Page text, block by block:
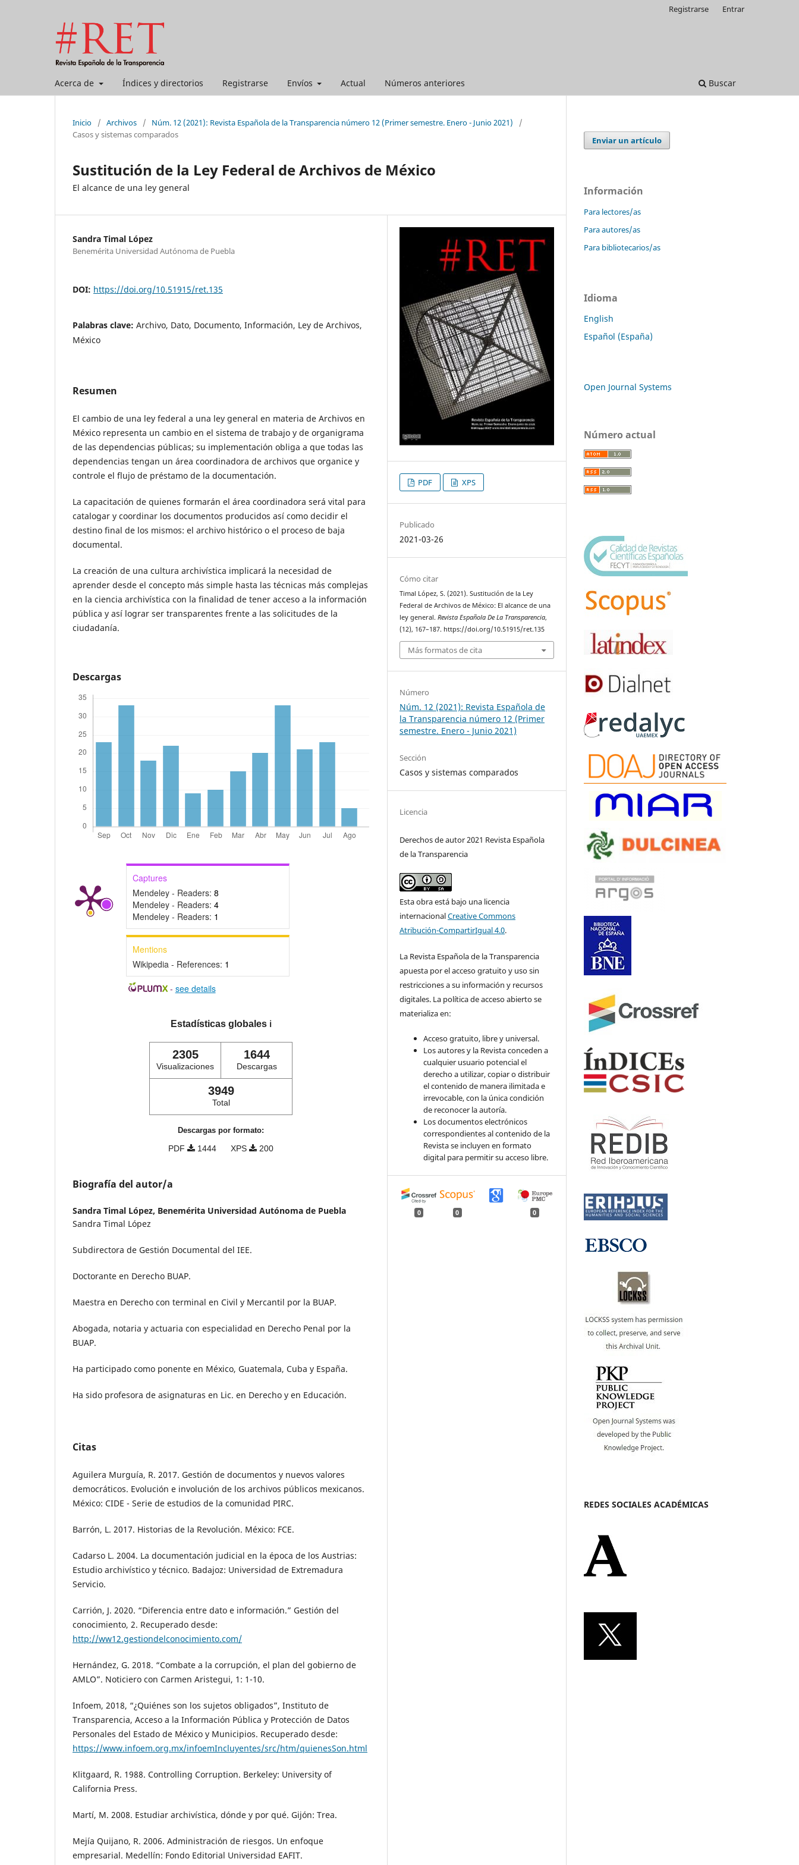
Acerca de Índices y directorios Registrarse Envíos Actual Números anteriores Buscar
Registrarse Entrar
Inicio / Archivos / Núm. 12 (2021): Revista Española de la Transparencia número 12 (Primer semestre. Enero - Junio 2021)
/
Casos y sistemas comparados
Sustitución de la Ley Federal de Archivos de México
El alcance de una ley general
Sandra Timal López
Benemérita Universidad Autónoma de Puebla
DOI: https://doi.org/10.51915/ret.135
Palabras clave: Archivo, Dato, Documento, Información, Ley de Archivos,
México
Resumen
El cambio de una ley federal a una ley general en materia de Archivos en
México representa un cambio en el sistema de trabajo y de organigrama
de las dependencias públicas; su implementación obliga a que todas las
dependencias tengan un área coordinadora de archivos que organice y
controle el flujo de préstamo de la documentación.
La capacitación de quienes formarán el área coordinadora será vital para
catalogar y coordinar los documentos producidos así como decidir el
destino final de los mismos: el archivo histórico o el proceso de baja
documental.
La creación de una cultura archivística implicará la necesidad de
aprender desde el concepto más simple hasta las técnicas más complejas
en la ciencia archivística con la finalidad de tener acceso a la información
pública y así lograr ser transparentes frente a las solicitudes de la
ciudadanía.
Descargas
Captures
Mendeley - Readers: 8
Mendeley - Readers: 4
Mendeley - Readers: 1
Mentions
Wikipedia - References: 1
- see details
Estadísticas globales ℹ️
2305
Visualizaciones
1644
Descargas
3949
Total
Descargas por formato:
PDF 1444 XPS 200
Biografía del autor/a
Sandra Timal López, Benemérita Universidad Autónoma de Puebla
Sandra Timal López
Subdirectora de Gestión Documental del IEE.
Doctorante en Derecho BUAP.
Maestra en Derecho con terminal en Civil y Mercantil por la BUAP.
Abogada, notaria y actuaria con especialidad en Derecho Penal por la
BUAP.
Ha participado como ponente en México, Guatemala, Cuba y España.
Ha sido profesora de asignaturas en Lic. en Derecho y en Educación.
Citas
Aguilera Murguía, R. 2017. Gestión de documentos y nuevos valores
democráticos. Evolución e involución de los archivos públicos mexicanos.
México: CIDE - Serie de estudios de la comunidad PIRC.
Barrón, L. 2017. Historias de la Revolución. México: FCE.
Cadarso L. 2004. La documentación judicial en la época de los Austrias:
Estudio archivístico y técnico. Badajoz: Universidad de Extremadura
Servicio.
Carrión, J. 2020. “Diferencia entre dato e información.” Gestión del
conocimiento, 2. Recuperado desde:
http://ww12.gestiondelconocimiento.com/
Hernández, G. 2018. “Combate a la corrupción, el plan del gobierno de
AMLO”. Noticiero con Carmen Aristegui, 1: 1-10.
Infoem, 2018, “¿Quiénes son los sujetos obligados”, Instituto de
Transparencia, Acceso a la Información Pública y Protección de Datos
Personales del Estado de México y Municipios. Recuperado desde:
https://www.infoem.org.mx/infoemIncluyentes/src/htm/quienesSon.html
Klitgaard, R. 1988. Controlling Corruption. Berkeley: University of
California Press.
Martí, M. 2008. Estudiar archivística, dónde y por qué. Gijón: Trea.
Mejía Quijano, R. 2006. Administración de riesgos. Un enfoque
empresarial. Medellín: Fondo Editorial Universidad EAFIT.
PDF XPS
Publicado
2021-03-26
Cómo citar
Timal López, S. (2021). Sustitución de la Ley
Federal de Archivos de México: El alcance de una
ley general.Revista Española De La Transparencia,
(12), 167–187. https://doi.org/10.51915/ret.135
Más formatos de cita
Número
Núm. 12 (2021): Revista Española de
la Transparencia número 12 (Primer
semestre. Enero - Junio 2021)
Sección
Casos y sistemas comparados
Licencia
Derechos de autor 2021 Revista Española
de la Transparencia
Esta obra está bajo una licencia
internacionalCreative Commons
Atribución-CompartirIgual 4.0.
La Revista Española de la Transparencia
apuesta por el acceso gratuito y uso sin
restricciones a su información y recursos
digitales. La política de acceso abierto se
materializa en:
Acceso gratuito, libre y universal.
Los autores y la Revista conceden a
cualquier usuario potencial el
derecho a utilizar, copiar o distribuir
el contenido de manera ilimitada e
irrevocable, con la única condición
de reconocer la autoría.
Los documentos electrónicos
correspondientes al contenido de la
Revista se incluyen en formato
digital para permitir su acceso libre.
0 0 0
Enviar un artículo
Información
Para lectores/as
Para autores/as
Para bibliotecarios/as
Idioma
English
Español (España)
Open Journal Systems
Número actual
REDES SOCIALES ACADÉMICAS